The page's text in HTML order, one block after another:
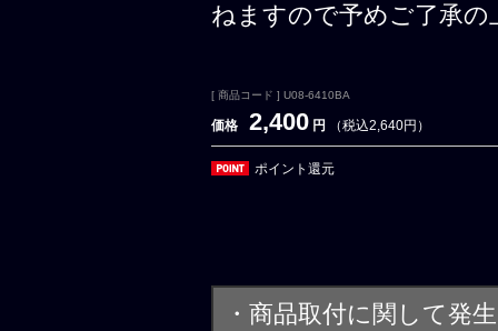
ねますので予めご了承
[ 商品コード ] U08-6410BA
価格 2,400 円 （税込2,640円）
ポイント還元
・商品取付に関して発